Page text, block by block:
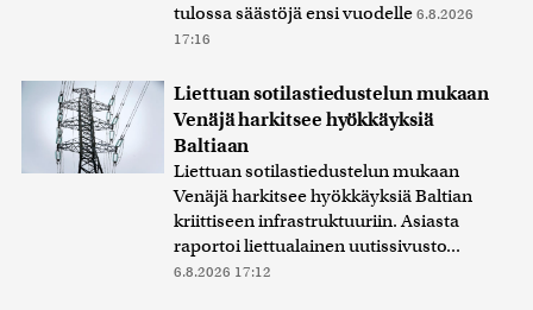
tulossa säästöjä ensi vuodelle 6.8.2026
17:16
Liettuan sotilastiedustelun mukaan
Venäjä harkitsee hyökkäyksiä
Baltiaan
Liettuan sotilastiedustelun mukaan
Venäjä harkitsee hyökkäyksiä Baltian
kriittiseen infrastruktuuriin. Asiasta
raportoi liettualainen uutissivusto...
6.8.2026 17:12